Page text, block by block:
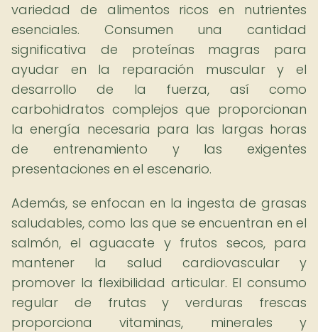
variedad de alimentos ricos en nutrientes
esenciales. Consumen una cantidad
significativa de proteínas magras para
ayudar en la reparación muscular y el
desarrollo de la fuerza, así como
carbohidratos complejos que proporcionan
la energía necesaria para las largas horas
de entrenamiento y las exigentes
presentaciones en el escenario.
Además, se enfocan en la ingesta de grasas
saludables, como las que se encuentran en el
salmón, el aguacate y frutos secos, para
mantener la salud cardiovascular y
promover la flexibilidad articular. El consumo
regular de frutas y verduras frescas
proporciona vitaminas, minerales y